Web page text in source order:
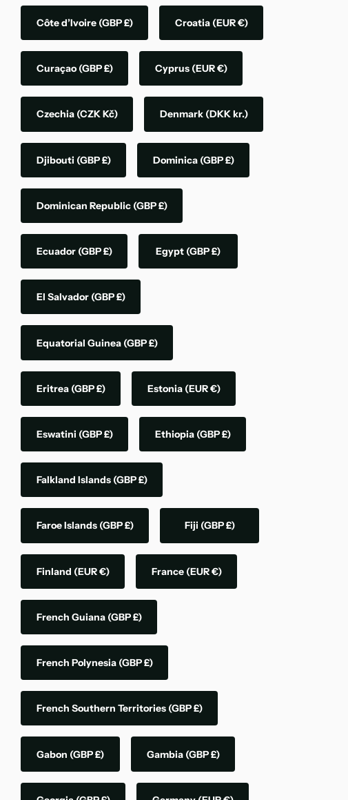
Côte d’Ivoire (GBP £) Croatia (EUR €)
Curaçao(GBP £) Cyprus (EUR €)
Czechia (CZK Kč) Denmark (DKK kr.)
Djibouti (GBP £) Dominica (GBP £)
Dominican Republic (GBP £)
Ecuador (GBP £) Egypt (GBP £)
El Salvador (GBP £)
Equatorial Guinea (GBP £)
Eritrea (GBP £) Estonia (EUR €)
Eswatini (GBP £) Ethiopia (GBP £)
Falkland Islands (GBP £)
Faroe Islands (GBP £) Fiji (GBP £)
Finland (EUR €) France (EUR €)
French Guiana (GBP £)
French Polynesia (GBP £)
French Southern Territories (GBP £)
Gabon (GBP £) Gambia (GBP £)